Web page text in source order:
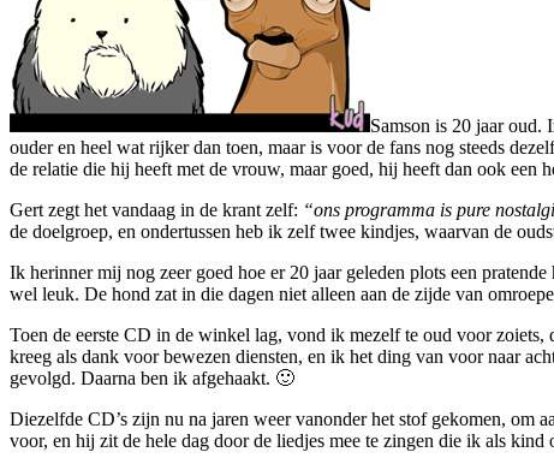
Samson is 20 jaar oud.
ouder en heel wat rijker dan toen, maar is voor de fans nog steeds
de relatie die hij heeft met de vrouw, maar goed, hij heeft dan ook een
Gert zegt het vandaag in de krant zelf: “ons programma is pure
de doelgroep, en ondertussen heb ik zelf twee kindjes, waarvan de
Ik herinner mij nog zeer goed hoe er 20 jaar geleden plots een
wel leuk. De hond zat in die dagen niet alleen aan de zijde van
Toen de eerste CD in de winkel lag, vond ik mezelf te oud voor
kreeg als dank voor bewezen diensten, en ik het ding van voor naar
gevolgd. Daarna ben ik afgehaakt. 🙂
Diezelfde CD’s zijn nu na jaren weer vanonder het stof gekomen, om
voor, en hij zit de hele dag door de liedjes mee te zingen die ik als